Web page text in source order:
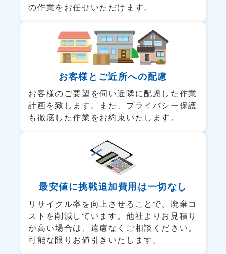
の作業をお任せいただけます。
お客様と ご近所への配慮
お客様のご要望を伺い近隣に配慮した作業
計画を致します。また、プライバシー保護
も徹底した作業をお約束いたします。
最安値に挑戦追加費用は一切なし
リサイクル率を向上させることで、廃棄コ
ストを削減しています。他社よりお見積り
が高い場合は、遠慮なくご相談ください。
可能な限りお値引きいたします。